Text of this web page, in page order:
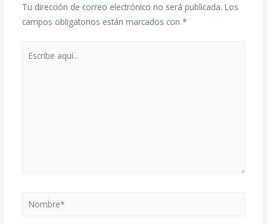
Tu dirección de correo electrónico no será publicada. Los
campos obligatorios están marcados con *